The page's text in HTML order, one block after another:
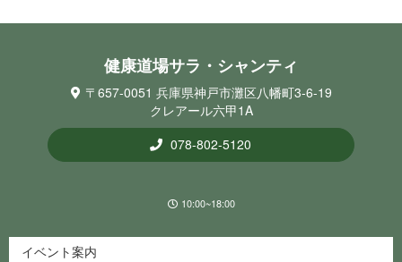
健康道場サラ・シ ャ ン テ ィ
〒657-0051 兵庫県神戸市灘区八幡町3-6-19
クレアール六甲1A
078-802-5120
10:00~18:00
イベント案内